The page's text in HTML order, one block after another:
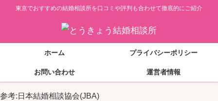
東京でおすすめの結婚相談所を口コミや評判も合わせて徹底的にご紹介
ホーム プライバシーポリシー
お問い合わせ 運営者情報
参考:日本結婚相談協会(JBA)